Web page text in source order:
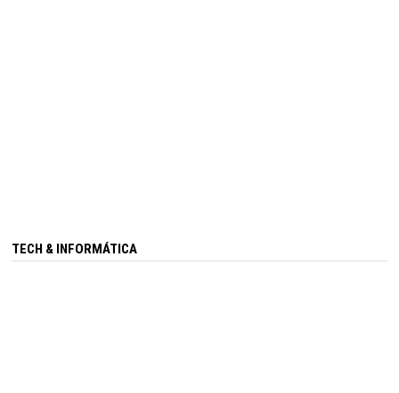
TECH & INFORMÁTICA